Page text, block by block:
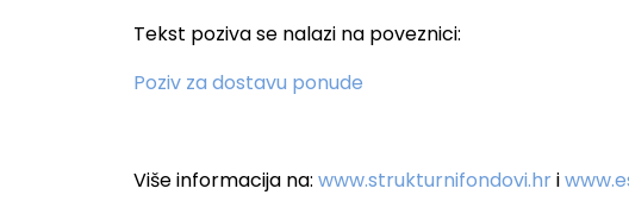
Tekst poziva se nalazi na poveznici:
Poziv za dostavu ponude
Više informacija na: www.strukturnifondovi.hri